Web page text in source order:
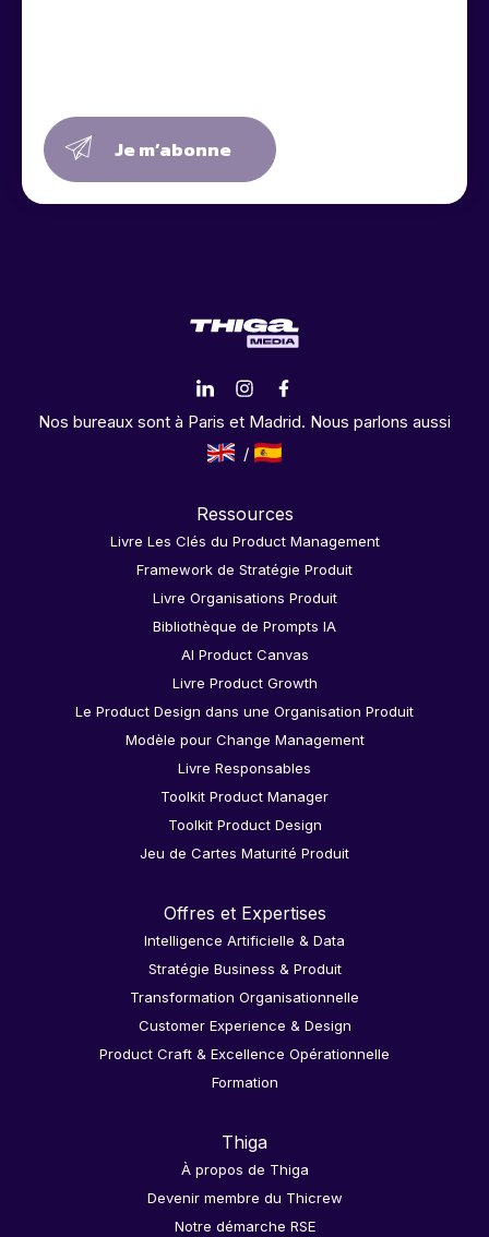
Je m’abonne
Nos bureaux sont à Paris et Madrid. Nous parlons aussi
Ressources
Livre Les Clés du Product Management
Framework de Stratégie Produit
Livre Organisations Produit
Bibliothèque de Prompts IA
AI Product Canvas
Livre Product Growth
Le Product Design dans une Organisation Produit
Modèle pour Change Management
Livre Responsables
Toolkit Product Manager
Toolkit Product Design
Jeu de Cartes Maturité Produit
Offres et Expertises
Intelligence Artificielle & Data
Stratégie Business & Produit
Transformation Organisationnelle
Customer Experience & Design
Product Craft & Excellence Opérationnelle
Formation
Thiga
À propos de Thiga
Devenir membre du Thicrew
Notre démarche RSE